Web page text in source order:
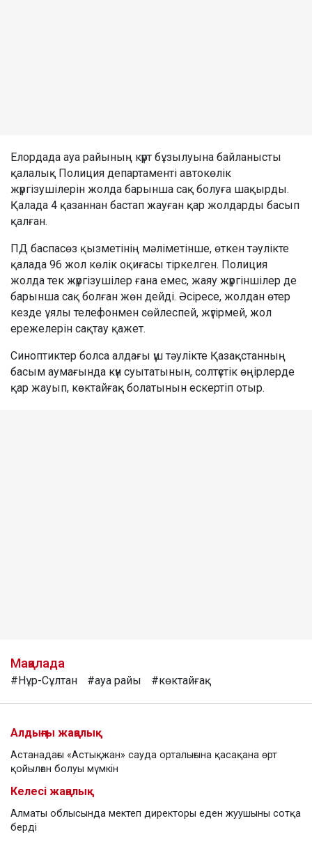
Елордада ауа райының күрт бұзылуына байланысты
қалалық Полиция департаменті автокөлік
жүргізушілерін жолда барынша сақ болуға шақырды.
Қалада 4 қазаннан бастап жауған қар жолдарды басып
қалған.
ПД баспасөз қызметінің мәліметінше, өткен тәулікте
қалада 96 жол көлік оқиғасы тіркелген. Полиция
жолда тек жүргізушілер ғана емес, жаяу жүргіншілер де
барынша сақ болған жөн дейді. Әсіресе, жолдан өтер
кезде ұялы телефонмен сөйлеспей, жүгірмей, жол
ережелерін сақтау қажет.
Синоптиктер болса алдағы үш тәулікте Қазақстанның
басым аумағында күн суытатынын, солтүстік өңірлерде
қар жауып, көктайғақ болатынын ескертіп отыр.
Мақалада
#Нұр-Сұлтан #ауа райы #көктайғақ
Алдыңғы жаңалық
Астанадағы «Астықжан» сауда орталығына қасақана өрт
қойылған болуы мүмкін
Келесі жаңалық
Алматы облысында мектеп директоры еден жуушыны сотқа
берді